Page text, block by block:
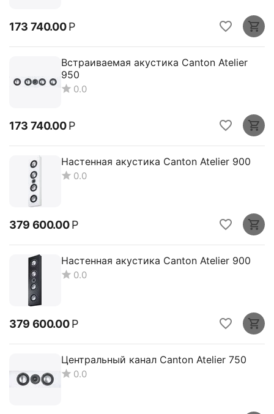
173 740.00 Р
Встраиваемая акустика Canton Atelier
950
0.0
173 740.00 Р
Настенная акустика Canton Atelier 900
0.0
379 600.00 Р
Настенная акустика Canton Atelier 900
0.0
379 600.00 Р
Центральный канал Canton Atelier 750
0.0